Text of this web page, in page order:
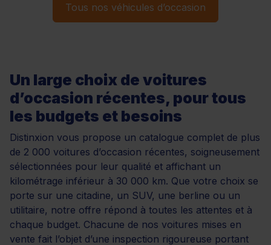
Tous nos véhicules d’occasion
Un large choix de voitures
d’occasion récentes, pour tous
les budgets et besoins
Distinxion vous propose un catalogue complet de plus
de 2 000 voitures d’occasion récentes, soigneusement
sélectionnées pour leur qualité et affichant un
kilométrage inférieur à 30 000 km. Que votre choix se
porte sur une citadine, un SUV, une berline ou un
utilitaire, notre offre répond à toutes les attentes et à
chaque budget. Chacune de nos voitures mises en
vente fait l’objet d’une inspection rigoureuse portant